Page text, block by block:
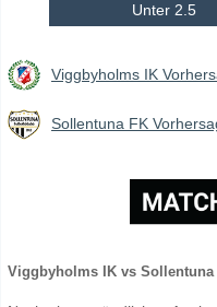
Unter 2.5
Viggbyholms IK
Sollentuna FK
Viggbyholms IK vs Sollentuna